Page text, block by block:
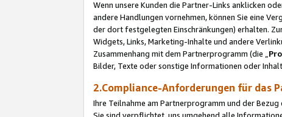
Wenn unsere Kunden die Partner-Links anklicken
andere Handlungen vornehmen, können Sie eine
der dort festgelegten Einschränkungen) erhalten.
Widgets, Links, Marketing-Inhalte und andere
Zusammenhang mit dem Partnerprogramm (die „
Bilder, Texte oder sonstige Informationen oder
2.Compliance-Anforderungen für das
Ihre Teilnahme am Partnerprogramm und der
Sie sind verpflichtet, uns umgehend alle